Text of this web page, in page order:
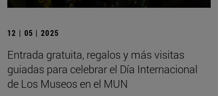
12 | 05 | 2025
Entrada gratuita, regalos y más visitas
guiadas para celebrar el Día Internacional
de Los Museos en el MUN